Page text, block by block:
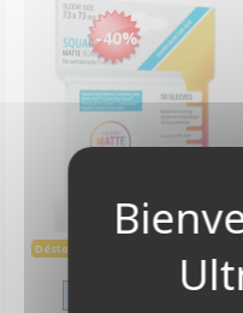
-40%
Déstockage -40%